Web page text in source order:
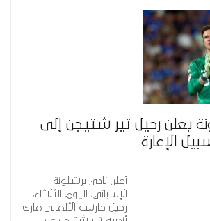
يعلن رحيل تير شتيجن إلى
الإعارة
أعلن نادي برشلونة
الإسباني، اليوم الثلاثاء،
رحيل حارسه الألماني مارك